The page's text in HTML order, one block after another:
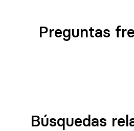
Preguntas
Búsquedas